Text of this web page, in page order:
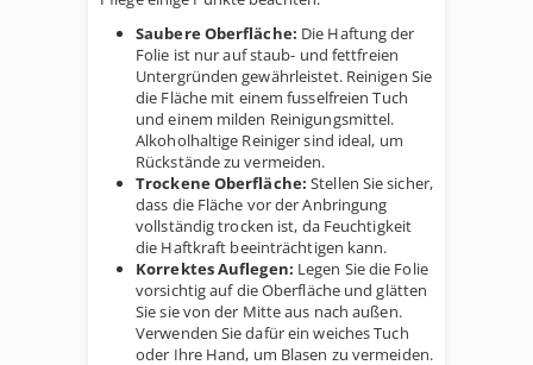
Saubere Oberfläche: Die Haftung der
Folie ist nur auf staub- und fettfreien
Untergründen gewährleistet. Reinigen Sie
die Fläche mit einem fusselfreien Tuch
und einem milden Reinigungsmittel.
Alkoholhaltige Reiniger sind ideal, um
Rückstände zu vermeiden.
Trockene Oberfläche: Stellen Sie sicher,
dass die Fläche vor der Anbringung
vollständig trocken ist, da Feuchtigkeit
die Haftkraft beeinträchtigen kann.
Korrektes Auflegen: Legen Sie die Folie
vorsichtig auf die Oberfläche und glätten
Sie sie von der Mitte aus nach außen.
Verwenden Sie dafür ein weiches Tuch
oder Ihre Hand, um Blasen zu vermeiden.